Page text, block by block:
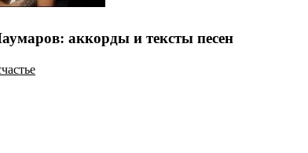
аккорды и тексты песен